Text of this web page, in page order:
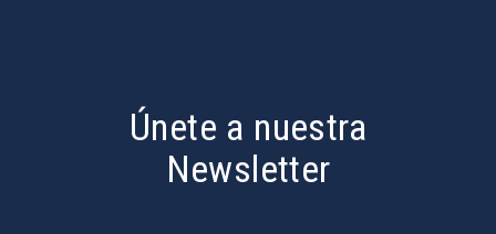
Únete a nuestra
Newsletter